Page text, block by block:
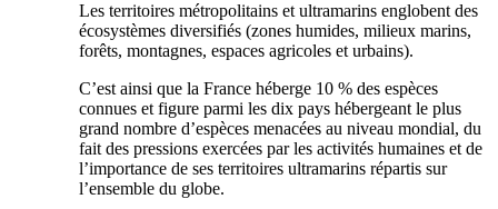
Les territoires métropolitains et ultramarins englobent des
écosystèmes diversifiés (zones humides, milieux marins,
forêts, montagnes, espaces agricoles et urbains).
C’est ainsi que la France héberge 10 % des espèces
connues et figure parmi les dix pays hébergeant le plus
grand nombre d’espèces menacées au niveau mondial, du
fait des pressions exercées par les activités humaines et de
l’importance de ses territoires ultramarins répartis sur
l’ensemble du globe.